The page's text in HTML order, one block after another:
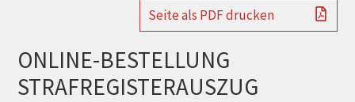
Seite als PDF drucken
ONLINE-BESTELLUNG
STRAFREGISTERAUSZUG